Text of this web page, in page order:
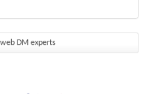
DM experts